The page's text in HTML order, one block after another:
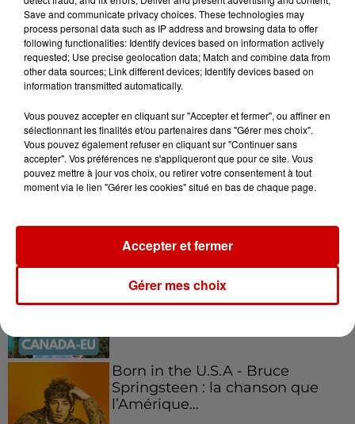
Podcasts Voir plus
Kelly Massol, figure
emblématique de
l'entrepreneuriat féminin
Aménager un school bus au
Canada et accueillir les bleus à
Born in the U.S.A - Bruce
Springsteen : la chanson que
l’Amérique...
Save and communicate privacy choices. These technologies may
process personal data such as IP address and browsing data to offer
following functionalities: Identify devices based on information actively
requested; Use precise geolocation data; Match and combine data from
other data sources; Link different devices; Identify devices based on
information transmitted automatically.
Vous pouvez accepter en cliquant sur "Accepter et fermer", ou affiner en
sélectionnant les finalités et/ou partenaires dans "Gérer mes choix".
Vous pouvez également refuser en cliquant sur "Continuer sans
accepter". Vos préférences ne s'appliqueront que pour ce site. Vous
pouvez mettre à jour vos choix, ou retirer votre consentement à tout
moment via le lien "Gérer les cookies" situé en bas de chaque page.
Gérer mes choix
Accepter et fermer